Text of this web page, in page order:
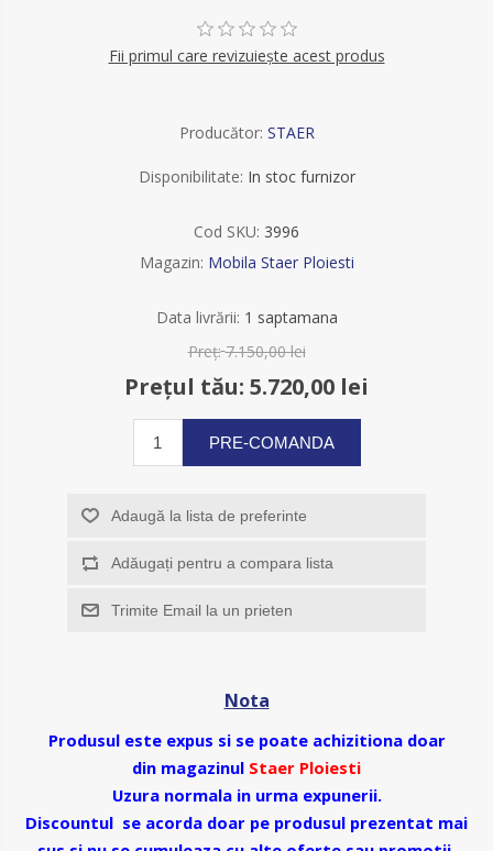
Fii primul care revizuiește acest produs
Producător: STAER
Disponibilitate: In stoc furnizor
Cod SKU: 3996
Magazin: Mobila Staer Ploiesti
Data livrării: 1 saptamana
Preț: 7.150,00 lei
Prețul tău: 5.720,00 lei
PRE-COMANDA
Adaugă la lista de preferinte
Adăugați pentru a compara lista
Trimite Email la un prieten
Nota
Produsul este expus si se poate achizitiona doar
din magazinul Staer Ploiesti
Uzura normala in urma expunerii.
Discountul se acorda doar pe produsul prezentat mai